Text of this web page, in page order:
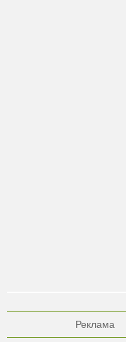
Реклама